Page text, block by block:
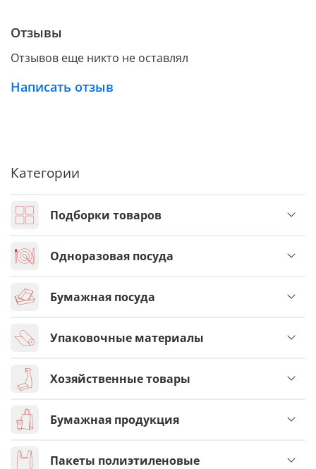
Отзывы
Отзывов еще никто не оставлял
Написать отзыв
Категории
Подборки товаров
Одноразовая посуда
Бумажная посуда
Упаковочные материалы
Хозяйственные товары
Бумажная продукция
Пакеты полиэтиленовые